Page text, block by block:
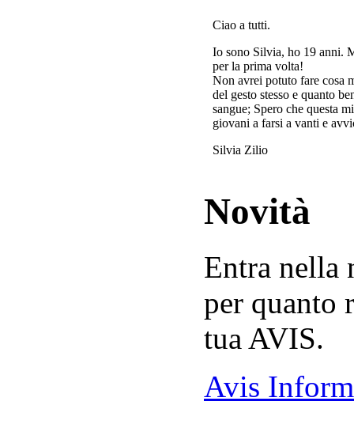
Ciao a tutti.
Io sono Silvia, ho 19 anni.
per la prima volta!
Non avrei potuto fare cosa
del gesto stesso e quanto
sangue; Spero che questa
giovani a farsi a vanti e
Silvia Zilio
Novità
Entra nella
per quanto
tua AVIS.
Avis